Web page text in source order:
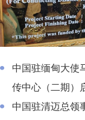
仪式中国驻缅甸大使
传中心（二期）
中国驻清迈总领